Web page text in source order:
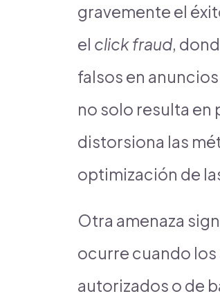
gravemente el
el click fraud,
falsos en
no solo resulta en
distorsiona las
optimización de
Otra amenaza
ocurre cuando los
autorizados o de